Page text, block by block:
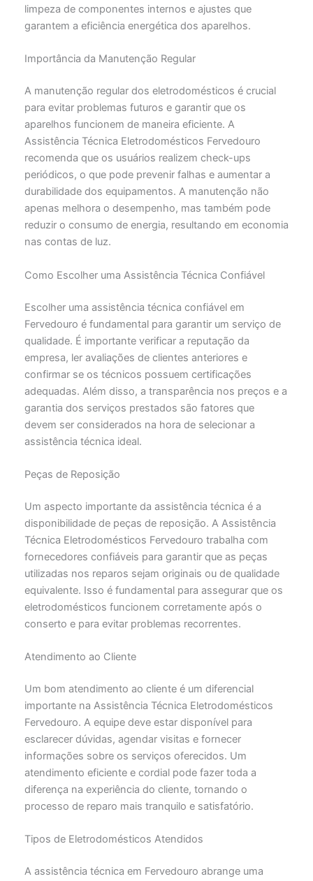
limpeza de componentes internos e ajustes que
garantem a eficiência energética dos aparelhos.
Importância da Manutenção Regular
A manutenção regular dos eletrodomésticos é crucial
para evitar problemas futuros e garantir que os
aparelhos funcionem de maneira eficiente. A
Assistência Técnica Eletrodomésticos Fervedouro
recomenda que os usuários realizem check-ups
periódicos, o que pode prevenir falhas e aumentar a
durabilidade dos equipamentos. A manutenção não
apenas melhora o desempenho, mas também pode
reduzir o consumo de energia, resultando em economia
nas contas de luz.
Como Escolher uma Assistência Técnica Confiável
Escolher uma assistência técnica confiável em
Fervedouro é fundamental para garantir um serviço de
qualidade. É importante verificar a reputação da
empresa, ler avaliações de clientes anteriores e
confirmar se os técnicos possuem certificações
adequadas. Além disso, a transparência nos preços e a
garantia dos serviços prestados são fatores que
devem ser considerados na hora de selecionar a
assistência técnica ideal.
Peças de Reposição
Um aspecto importante da assistência técnica é a
disponibilidade de peças de reposição. A Assistência
Técnica Eletrodomésticos Fervedouro trabalha com
fornecedores confiáveis para garantir que as peças
utilizadas nos reparos sejam originais ou de qualidade
equivalente. Isso é fundamental para assegurar que os
eletrodomésticos funcionem corretamente após o
conserto e para evitar problemas recorrentes.
Atendimento ao Cliente
Um bom atendimento ao cliente é um diferencial
importante na Assistência Técnica Eletrodomésticos
Fervedouro. A equipe deve estar disponível para
esclarecer dúvidas, agendar visitas e fornecer
informações sobre os serviços oferecidos. Um
atendimento eficiente e cordial pode fazer toda a
diferença na experiência do cliente, tornando o
processo de reparo mais tranquilo e satisfatório.
Tipos de Eletrodomésticos Atendidos
A assistência técnica em Fervedouro abrange uma